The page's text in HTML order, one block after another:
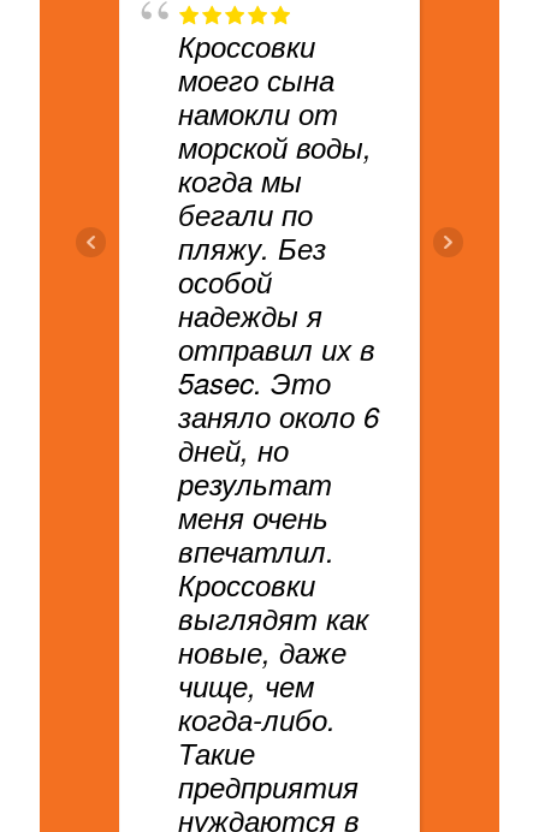
Кроссовки
моего сына
намокли от
морской воды,
когда мы
бегали по
пляжу. Без
особой
надежды я
отправил их в
5asec. Это
заняло около 6
дней, но
результат
меня очень
впечатлил.
Кроссовки
выглядят как
новые, даже
чище, чем
когда-либо.
Такие
предприятия
нуждаются в